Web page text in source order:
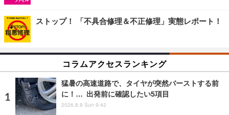
ストップ！ 「不具合修理＆不正修理」実態レポート！
コラムアクセスランキング
猛暑の高速道路で、タイヤが突然バーストする前
に！… 出発前に確認したい5項目
2026.8.9 Sun 9:42